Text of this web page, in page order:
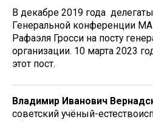
В декабре 2019 года
Генеральной конференции
Рафаэля Гросси на посту
организации. 10 марта 2023
этот пост.
Владимир Иванович
советский учёный-